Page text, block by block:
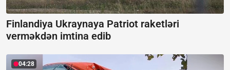
Finlandiya Ukraynaya Patriot raketləri
verməkdən imtina edib
04:28